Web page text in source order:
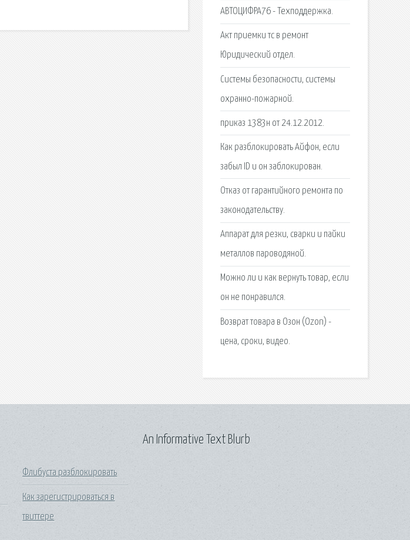
АВТОЦИФРА76 - Техподдержка.
Акт приемки тс в ремонт
Юридический отдел.
Системы безопасности, системы
охранно-пожарной.
приказ 1383н от 24.12.2012.
Как разблокировать Айфон, если
забыл ID и он заблокирован.
Отказ от гарантийного ремонта по
законодательству.
Аппарат для резки, сварки и пайки
металлов пароводяной.
Можно ли и как вернуть товар, если
он не понравился.
Возврат товара в Озон (Ozon) -
цена, сроки, видео.
Флибуста разблокировать
Как зарегистрироваться в
твиттере
An Informative Text Blurb